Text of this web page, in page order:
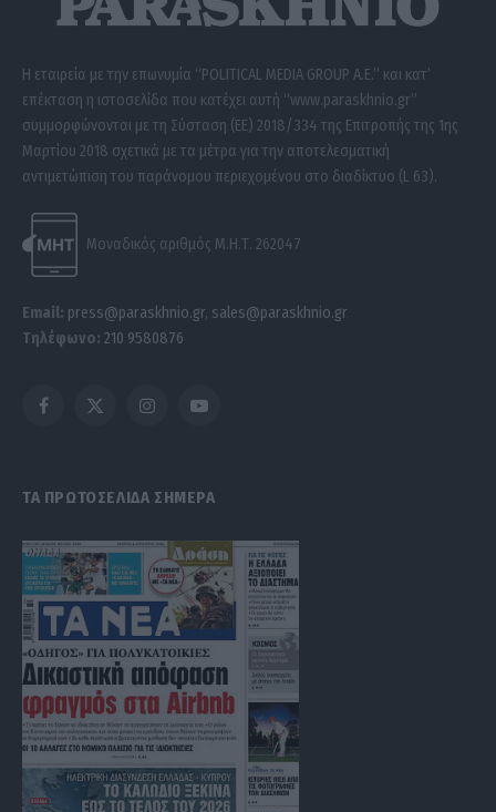
Η εταιρεία με την επωνυμία “POLITICAL MEDIA GROUP A.E.” και κατ’
επέκταση η ιστοσελίδα που κατέχει αυτή “www.paraskhnio.gr”
συμμορφώνονται με τη Σύσταση (ΕΕ) 2018/334 της Επιτροπής της 1ης
Μαρτίου 2018 σχετικά με τα μέτρα για την αποτελεσματική
αντιμετώπιση του παράνομου περιεχομένου στο διαδίκτυο (L 63).
Μοναδικός αριθμός Μ.Η.Τ. 262047
Email: press@paraskhnio.gr, sales@paraskhnio.gr
Τηλέφωνο: 210 9580876
Facebook
X
InstagramYouTube
ΤΑ ΠΡΩΤΟΣΕΛΙΔΑ ΣΗΜΕΡΑ